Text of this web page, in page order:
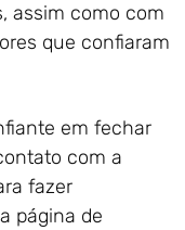
assim como com
que confiaram
em fechar
com a
fazer
página de